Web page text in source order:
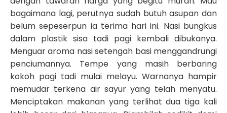
bagaimana lagi, perutnya sudah butuh asupan dan
belum sepeserpun ia terima hari ini. Nasi bungkus
dalam plastik sisa tadi pagi kembali dibukanya.
Menguar aroma nasi setengah basi menggandrungi
penciumannya. Tempe yang masih berbaring
kokoh pagi tadi mulai melayu. Warnanya hampir
memudar terkena air sayur yang telah menyatu.
Menciptakan makanan yang terlihat dua tiga kali